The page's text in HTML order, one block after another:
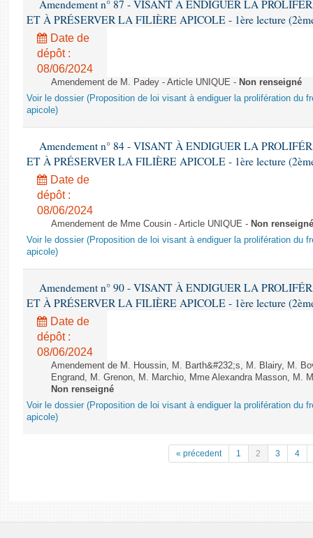
Amendement n° 87 - VISANT À ENDIGUER LA
ET À PRÉSERVER LA FILIÈRE APICOLE - 1ère lecture
Date de
dépôt :
08/06/2024
Amendement de M. Padey - Article UNIQUE - Non renseigné
Voir le dossier (Proposition de loi visant à endiguer la prolifération du
apicole)
Amendement n° 84 - VISANT À ENDIGUER LA
ET À PRÉSERVER LA FILIÈRE APICOLE - 1ère lecture
Date de
dépôt :
08/06/2024
Amendement de Mme Cousin - Article UNIQUE - Non renseigné
Voir le dossier (Proposition de loi visant à endiguer la prolifération du
apicole)
Amendement n° 90 - VISANT À ENDIGUER LA
ET À PRÉSERVER LA FILIÈRE APICOLE - 1ère lecture
Date de
dépôt :
08/06/2024
Amendement de M. Houssin, M. Barth&#232;s, M. Blairy, M.
Engrand, M. Grenon, M. Marchio, Mme Alexandra Masson, M.
Non renseigné
Voir le dossier (Proposition de loi visant à endiguer la prolifération du
apicole)
« précedent 1 2 3 4